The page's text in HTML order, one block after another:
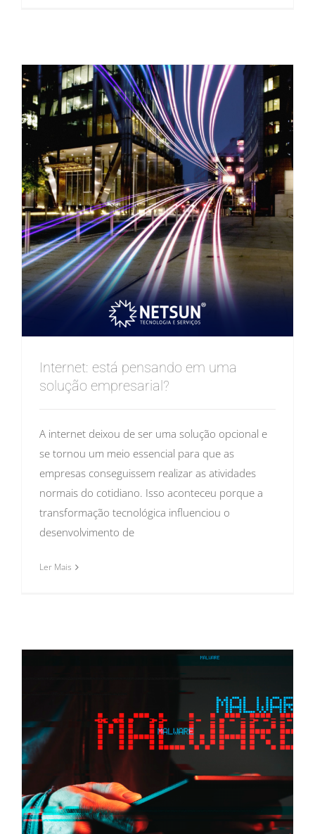
Internet: está pensando em uma
solução empresarial?
A internet deixou de ser uma solução opcional e
se tornou um meio essencial para que as
empresas conseguissem realizar as atividades
normais do cotidiano. Isso aconteceu porque a
transformação tecnológica influenciou o
desenvolvimento de
Ler Mais